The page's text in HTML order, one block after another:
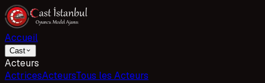
Accueil
Cast
Acteurs
ActricesActeursTous les Acteurs